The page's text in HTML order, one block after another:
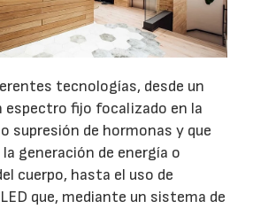
tecnologías, desde un
espectro fijo focalizado en la
supresión de hormonas y que
generación de energía o
cuerpo, hasta el uso de
que, mediante un sistema de